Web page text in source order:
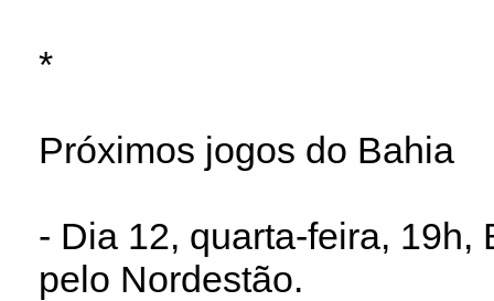
*
Próximos jogos do Bahia
- Dia 12, quarta-feira, 19h,
pelo Nordestão.